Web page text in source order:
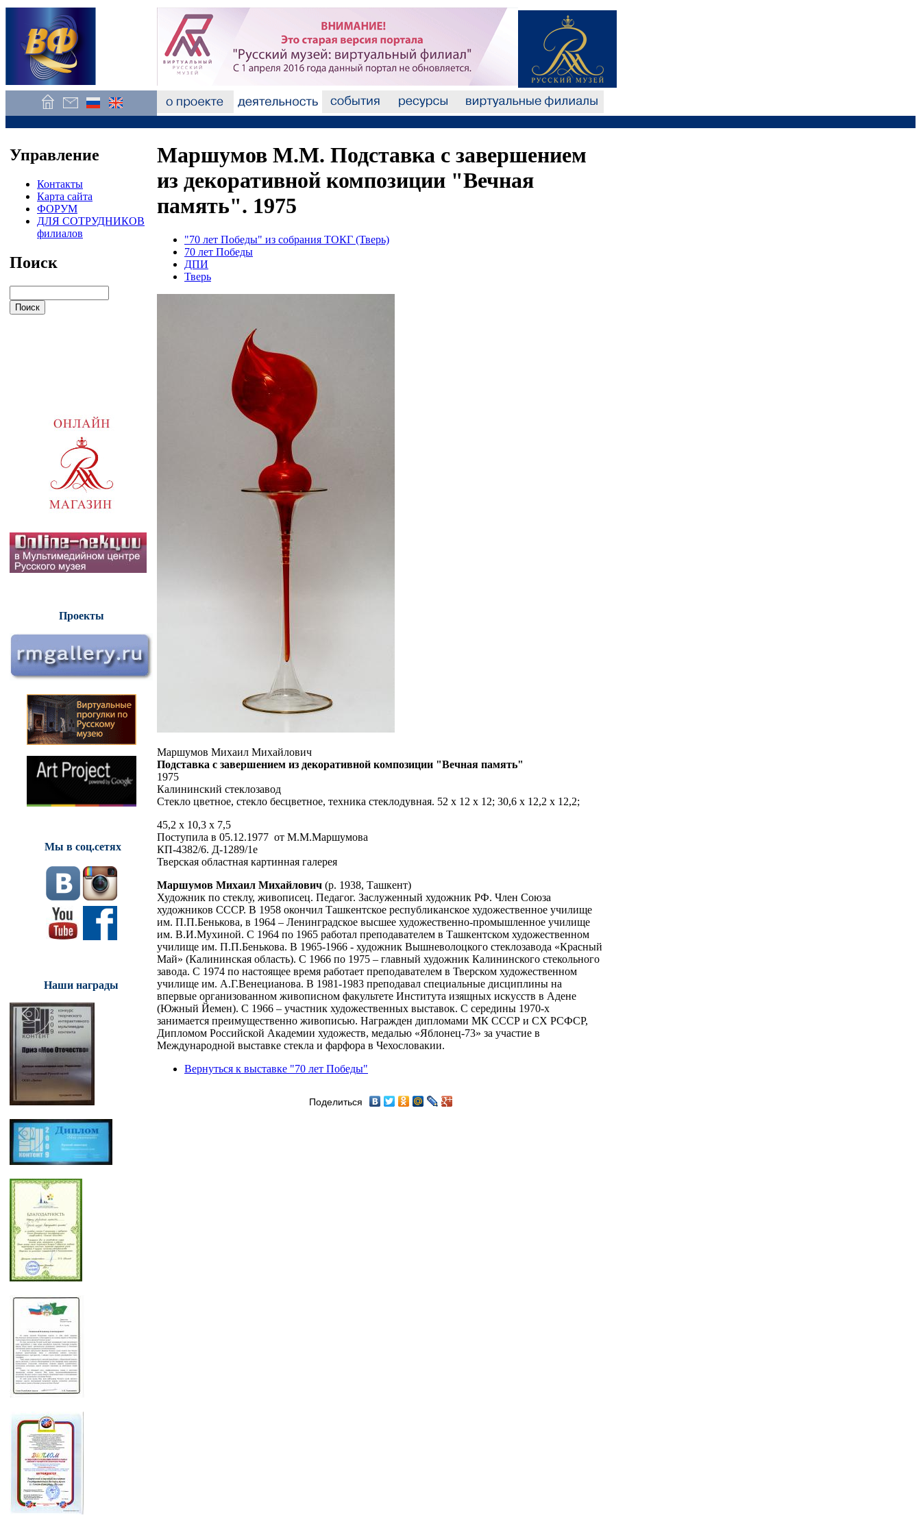
Управление
Контакты
Карта сайта
ФОРУМ
ДЛЯ СОТРУДНИКОВ
филиалов
Поиск
Проекты
Мы в соц.сетях
Наши награды
Маршумов М.М. Подставка с завершением
из декоративной композиции "Вечная
память". 1975
"70 лет Победы" из собрания ТОКГ (Тверь)
70 лет Победы
ДПИ
Тверь
Маршумов Михаил Михайлович
Подставка с завершением из декоративной композиции "Вечная память"
1975
Калининский стеклозавод
Стекло цветное, стекло бесцветное, техника стеклодувная. 52 х 12 х 12; 30,6 х 12,2 х 12,2;
45,2 х 10,3 х 7,5
Поступила в 05.12.1977 от М.М.Маршумова
КП-4382/6. Д-1289/1е
Тверская областная картинная галерея
Маршумов Михаил Михайлович (р. 1938, Ташкент)
Художник по стеклу, живописец. Педагог. Заслуженный художник РФ. Член Союза
художников СССР. В 1958 окончил Ташкентское республиканское художественное училище
им. П.П.Бенькова, в 1964 – Ленинградское высшее художественно-промышленное училище
им. В.И.Мухиной. С 1964 по 1965 работал преподавателем в Ташкентском художественном
училище им. П.П.Бенькова. В 1965-1966 - художник Вышневолоцкого стеклозавода «Красный
Май» (Калининская область). С 1966 по 1975 – главный художник Калининского стекольного
завода. С 1974 по настоящее время работает преподавателем в Тверском художественном
училище им. А.Г.Венецианова. В 1981-1983 преподавал специальные дисциплины на
впервые организованном живописном факультете Института изящных искусств в Адене
(Южный Йемен). С 1966 – участник художественных выставок. С середины 1970-х
занимается преимущественно живописью. Награжден дипломами МК СССР и СХ РСФСР,
Дипломом Российской Академии художеств, медалью «Яблонец-73» за участие в
Международной выставке стекла и фарфора в Чехословакии.
Вернуться к выставке "70 лет Победы"
Поделиться